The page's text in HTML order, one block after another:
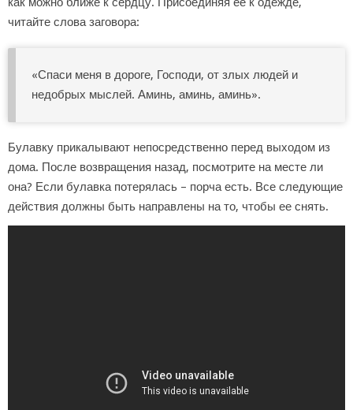
читайте слова заговора:
«Спаси меня в дороге, Господи, от злых людей и
недобрых мыслей. Аминь, аминь, аминь».
Булавку прикалывают непосредственно перед выходом из
дома. После возвращения назад, посмотрите на месте ли
она? Если булавка потерялась – порча есть. Все следующие
действия должны быть направлены на то, чтобы ее снять.